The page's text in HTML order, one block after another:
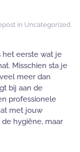
in Uncategorized.
het eerste wat je
Misschien sta je
meer dan
bij aan de
professionele
met jouw
hygiëne, maar